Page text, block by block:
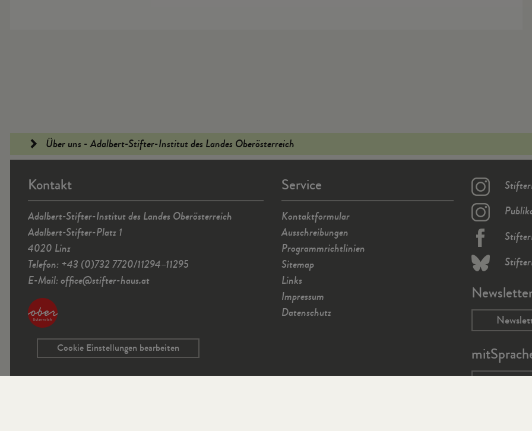
Fußleiste Über uns - Adalbert-Stifter-Institut des Landes Oberösterreich
Kontakt
Adalbert-Stifter-Institut des Landes Oberösterreich
Adalbert-Stifter-Platz 1
4020 Linz
Telefon: +43 (0)732 7720/11294–11295
E-Mail:office@stifter-haus.at
Cookie Einstellungen bearbeiten
Service
Kontaktformular
Ausschreibungen
Programmrichtlinien
Sitemap
Links
Impressum
Datenschutz